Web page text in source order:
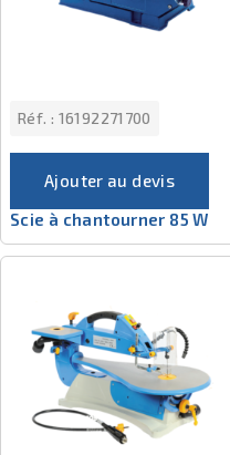
Réf. : 16192271700
Ajouter au devis
Scie à chantourner 85 W